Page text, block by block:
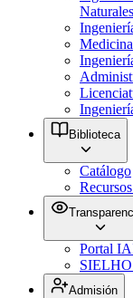
Naturales
Biblioteca
Catálogo
Portal
Admisión